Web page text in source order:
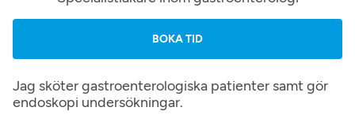
BOKA TID
Jag sköter gastroenterologiska patienter samt gör
endoskopi undersökningar.